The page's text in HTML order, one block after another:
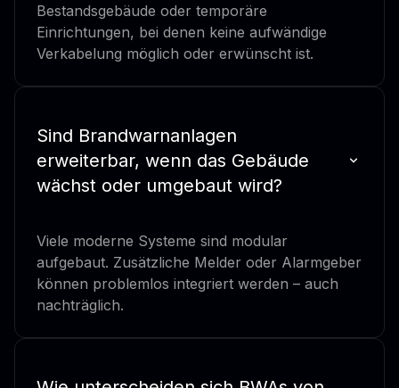
Bestandsgebäude oder temporäre
Einrichtungen, bei denen keine aufwändige
Verkabelung möglich oder erwünscht ist.
Sind Brandwarnanlagen
erweiterbar, wenn das Gebäude
wächst oder umgebaut wird?
Viele moderne Systeme sind modular
aufgebaut. Zusätzliche Melder oder Alarmgeber
können problemlos integriert werden – auch
nachträglich.